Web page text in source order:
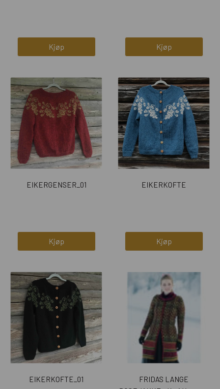
Kjøp Kjøp
EIKERGENSER_01
Kjøp
EIKERKOFTE
Kjøp
EIKERKOFTE_01
FRIDAS LANGE